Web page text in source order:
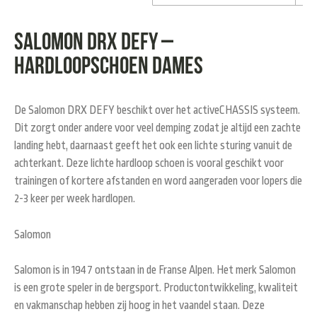
Salomon DRX DEFY –
hardloopschoen dames
De Salomon DRX DEFY beschikt over het activeCHASSIS systeem.
Dit zorgt onder andere voor veel demping zodat je altijd een zachte
landing hebt, daarnaast geeft het ook een lichte sturing vanuit de
achterkant. Deze lichte hardloop schoen is vooral geschikt voor
trainingen of kortere afstanden en word aangeraden voor lopers die
2-3 keer per week hardlopen.
Salomon
Salomon is in 1947 ontstaan in de Franse Alpen. Het merk Salomon
is een grote speler in de bergsport. Productontwikkeling, kwaliteit
en vakmanschap hebben zij hoog in het vaandel staan. Deze